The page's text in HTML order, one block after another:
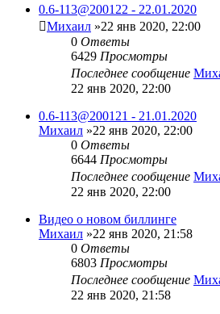
0.6-113@200122 - 22.01.2020
Михаил »22 янв 2020, 22:00
0 Ответы
6429 Просмотры
Последнее сообщение
22 янв 2020, 22:00
0.6-113@200121 - 21.01.2020
Михаил »22 янв 2020, 22:00
0 Ответы
6644 Просмотры
Последнее сообщение
22 янв 2020, 22:00
Видео о новом биллинге
Михаил »22 янв 2020, 21:58
0 Ответы
6803 Просмотры
Последнее сообщение
22 янв 2020, 21:58